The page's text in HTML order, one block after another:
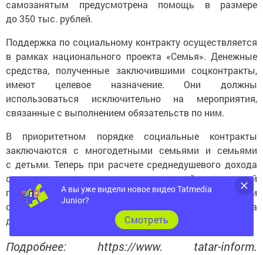
до 350 тыс. рублей.
в рамках национального проекта «Семья». Денежные
средства, полученные заключившими соцконтракты,
имеют целевое назначение. Они должны
использоваться исключительно на мероприятия,
связанные с выполнением обязательств по ним.
заключаются с многодетными семьями и семьями
с детьми. Теперь при расчете среднедушевого дохода
семьи для оказания государственной социальной
помощи не учитывается ежемесячное пособие в связи
с рождением и воспитанием ребенка. Эта норма начала
действовать с 21 февраля.
Подробнее: https://www. tatar-inform.
ru/news/s-nacala-goda-v-tatarstane-zaklyucen-
А вы уже видели новое видео Tatmedia
Junior?
Cмотреть